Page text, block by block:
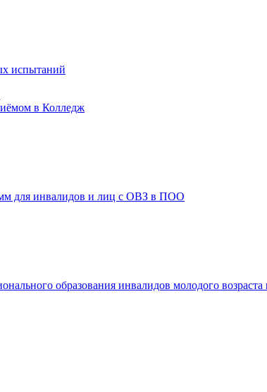
испытаний
в Колледж
для инвалидов и лиц с ОВЗ в ПОО
образования инвалидов молодого